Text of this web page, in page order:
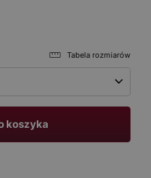
Tabela rozmiarów
koszyka